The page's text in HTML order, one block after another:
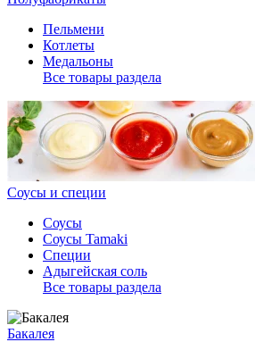
Пельмени
Котлеты
Медальоны
Все товары раздела
Соусы и специи
Соусы
Соусы Tamaki
Специи
Адыгейская соль
Все товары раздела
Бакалея